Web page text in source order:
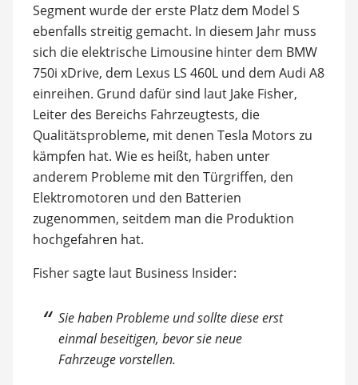
Segment wurde der erste Platz dem Model S
ebenfalls streitig gemacht. In diesem Jahr muss
sich die elektrische Limousine hinter dem BMW
750i xDrive, dem Lexus LS 460L und dem Audi A8
einreihen. Grund dafür sind laut Jake Fisher,
Leiter des Bereichs Fahrzeugtests, die
Qualitätsprobleme, mit denen Tesla Motors zu
kämpfen hat. Wie es heißt, haben unter
anderem Probleme mit den Türgriffen, den
Elektromotoren und den Batterien
zugenommen, seitdem man die Produktion
hochgefahren hat.
Fisher sagte laut Business Insider:
Sie haben Probleme und sollte diese erst
einmal beseitigen, bevor sie neue
Fahrzeuge vorstellen.